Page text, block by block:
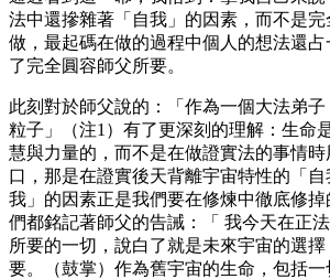
法中還摻雜著「自我」的因素，而不是
做，最起碼在做的過程中個人的想法還
了完全圓容師父所要。
此刻對於師父說的：「作為一個大法弟
粒子」（注1）有了更深刻的理解：生命
慧與力量的，而不是在做證實法的事情
口，那是在證實後天背離宇宙特性的「
我」的因素正是我們要在修煉中徹底修
們都銘記著師父的告誡：「 我今天在正
所要的一切，說白了就是未來宇宙的選
要。（鼓掌）作為舊宇宙的生命，包括